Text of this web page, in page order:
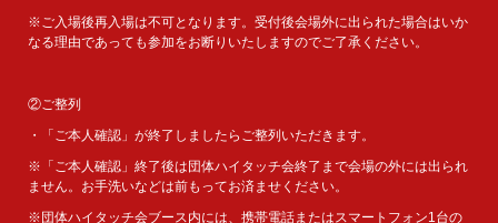
※ご入場後再入場は不可となります。受付後会場外に出られた場合はいか
なる理由であっても参加をお断りいたしますのでご了承ください。
②ご整列
・「ご本人確認」が終了しましたらご整列いただきます。
※「ご本人確認」終了後は団体ハイタッチ会終了まで会場の外には出られ
ません。お手洗いなどは前もってお済ませください。
※団体ハイタッチ会ブース内には、携帯電話またはスマートフォン1台の